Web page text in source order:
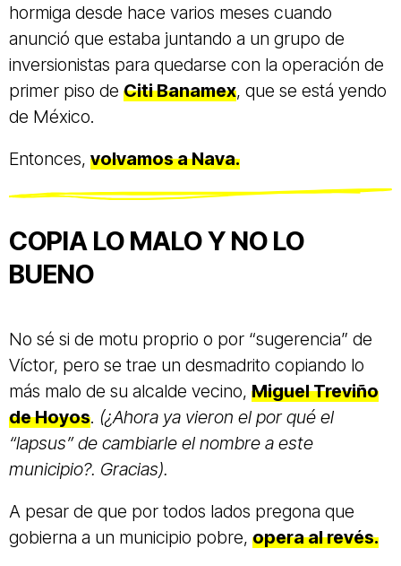
hormiga desde hace varios meses cuando
anunció que estaba juntando a un grupo de
inversionistas para quedarse con la operación de
primer piso de Citi Banamex, que se está yendo
de México.
Entonces, volvamos a Nava.
COPIA LO MALO Y NO LO
BUENO
No sé si de motu proprio o por “sugerencia” de
Víctor, pero se trae un desmadrito copiando lo
más malo de su alcalde vecino, Miguel Treviño
de Hoyos. (¿Ahora ya vieron el por qué el
“lapsus” de cambiarle el nombre a este
municipio?. Gracias).
A pesar de que por todos lados pregona que
gobierna a un municipio pobre, opera al revés.